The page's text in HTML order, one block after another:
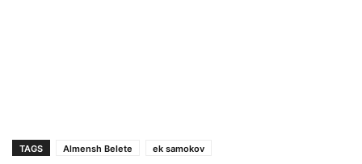
TAGS Almensh Belete ek samokov